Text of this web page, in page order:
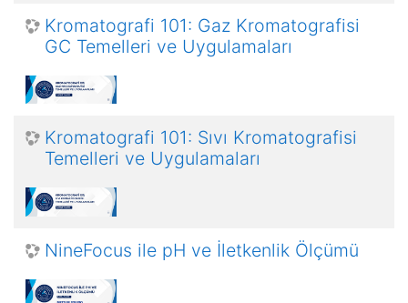
Kromatografi 101: Gaz Kromatografisi
GC Temelleri ve Uygulamaları
Kromatografi 101: Sıvı Kromatografisi
Temelleri ve Uygulamaları
NineFocus ile pH ve İletkenlik Ölçümü